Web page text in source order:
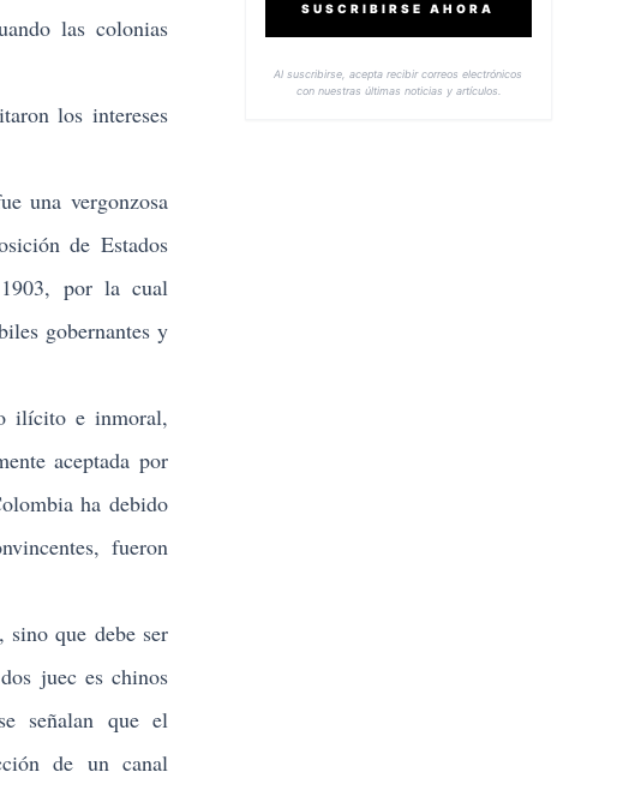
las colonias
los intereses
una vergonzosa
de Estados
por la cual
gobernantes y
ilícito e inmoral,
aceptada por
ha debido
fueron
que debe ser
juec es chinos
señalan que el
de un canal
SUSCRIBIRSE AHORA
Al suscribirse, acepta recibir correos electrónicos
con nuestras últimas noticias y artículos.